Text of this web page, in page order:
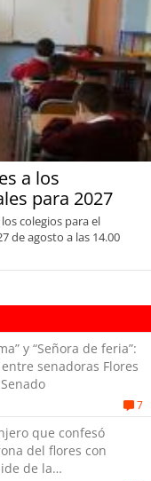
a los
para 2027
colegios para el
de agosto a las 14.00
y “Señora de feria”:
senadoras Flores
7
que confesó
del flores con
de la